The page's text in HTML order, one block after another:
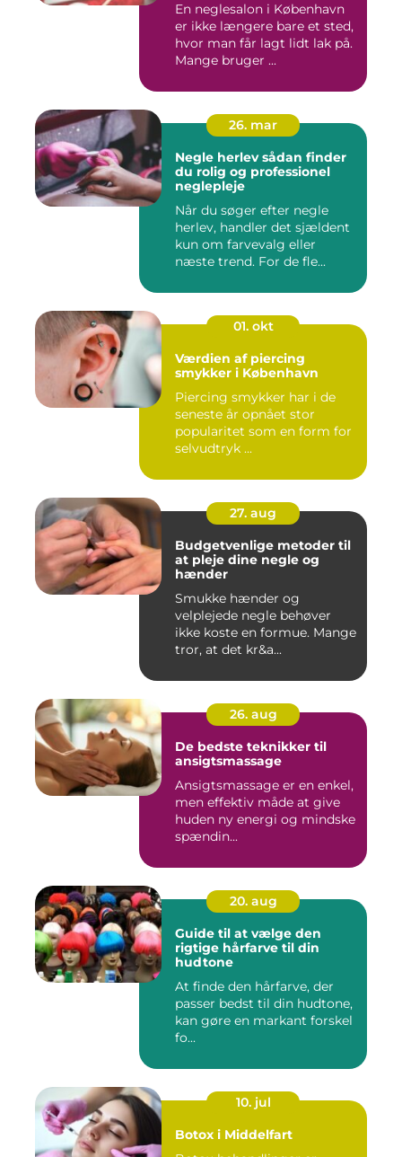
En neglesalon i København
er ikke længere bare et sted,
hvor man får lagt lidt lak på.
Mange bruger ...
26. mar
Negle herlev sådan finder
du rolig og professionel
neglepleje
Når du søger efter negle
herlev, handler det sjældent
kun om farvevalg eller
næste trend. For de fle...
01. okt
Værdien af piercing
smykker i København
Piercing smykker har i de
seneste år opnået stor
popularitet som en form for
selvudtryk ...
27. aug
Budgetvenlige metoder til
at pleje dine negle og
hænder
Smukke hænder og
velplejede negle behøver
ikke koste en formue. Mange
tror, at det kr&a...
26. aug
De bedste teknikker til
ansigtsmassage
Ansigtsmassage er en enkel,
men effektiv måde at give
huden ny energi og mindske
spændin...
20. aug
Guide til at vælge den
rigtige hårfarve til din
hudtone
At finde den hårfarve, der
passer bedst til din hudtone,
kan gøre en markant forskel
fo...
10. jul
Botox i Middelfart